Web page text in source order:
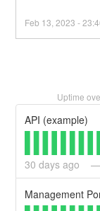
Feb 13 ,2023 -
Uptime
API (example)
30 days ago